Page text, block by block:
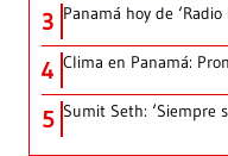
3 Panamá hoy de
4 Clima en Panamá:
5 Sumit Seth: ‘Siempre